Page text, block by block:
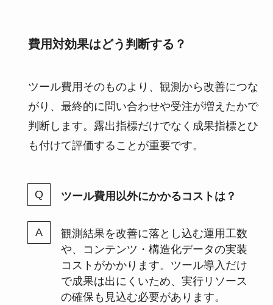
費用対効果はどう判断する？
ツール費用そのものより、観測から改善につな
がり、最終的に問い合わせや受注が増えたかで
判断します。露出指標だけでなく成果指標とひ
も付けて評価することが重要です。
ツール費用以外にかかるコストは？
観測結果を改善に落とし込む運用工数
や、コンテンツ・構造化データの実装
コストがかかります。ツール導入だけ
で成果は出にくいため、実行リソース
の確保も見込む必要があります。